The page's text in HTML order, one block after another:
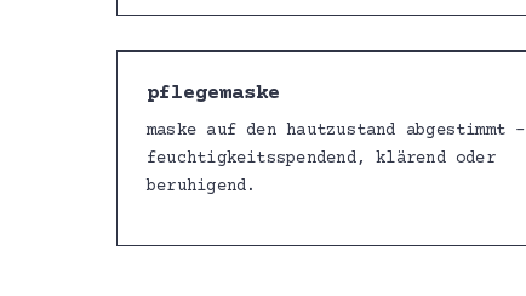
pflegemaske
maske auf den hautzustand abgestimmt –
feuchtigkeitsspendend, klärend oder
beruhigend.